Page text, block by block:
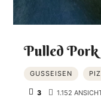
Pulled Pork
GUSSEISEN
3 1.152